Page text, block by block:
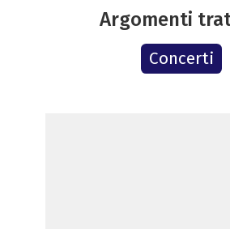
Argomenti
Concerti